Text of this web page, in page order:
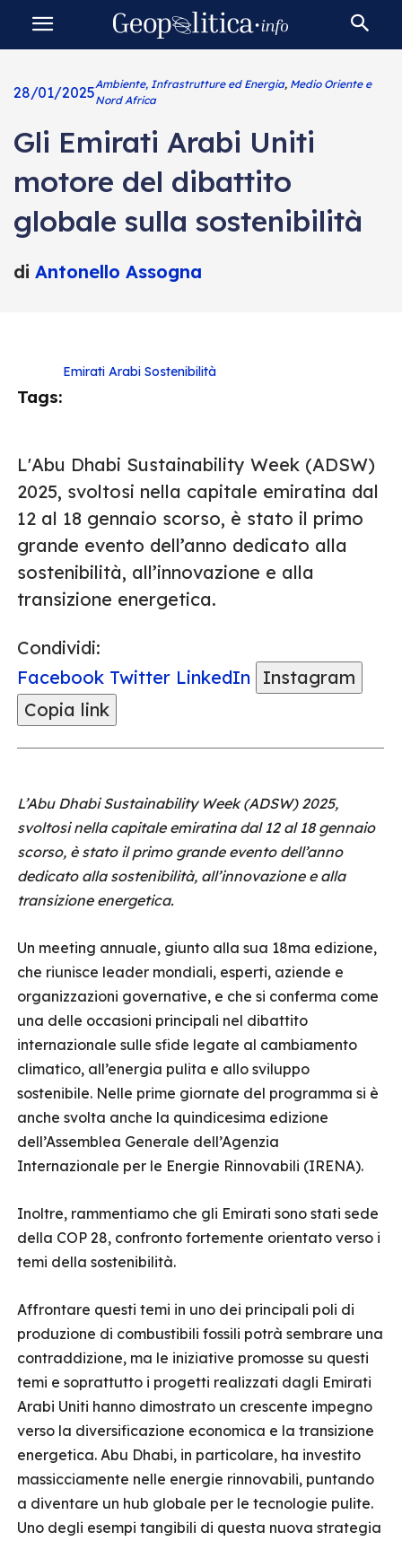
28/01/2025Ambiente, Infrastrutture ed Energia, Medio Oriente e
Nord Africa
Gli Emirati Arabi Uniti
motore del dibattito
globale sulla sostenibilità
di Antonello Assogna
Tags:
Emirati Arabi Sostenibilità
L'Abu Dhabi Sustainability Week (ADSW)
2025, svoltosi nella capitale emiratina dal
12 al 18 gennaio scorso, è stato il primo
grande evento dell’anno dedicato alla
sostenibilità, all’innovazione e alla
transizione energetica.
Condividi:
Facebook Twitter LinkedIn
Instagram
Copia link
L’Abu Dhabi Sustainability Week (ADSW) 2025,
svoltosi nella capitale emiratina dal 12 al 18 gennaio
scorso, è stato il primo grande evento dell’anno
dedicato alla sostenibilità, all’innovazione e alla
transizione energetica.
Un meeting annuale, giunto alla sua 18ma edizione,
che riunisce leader mondiali, esperti, aziende e
organizzazioni governative, e che si conferma come
una delle occasioni principali nel dibattito
internazionale sulle sfide legate al cambiamento
climatico, all’energia pulita e allo sviluppo
sostenibile. Nelle prime giornate del programma si è
anche svolta anche la quindicesima edizione
dell’Assemblea Generale dell’Agenzia
Internazionale per le Energie Rinnovabili (IRENA).
Inoltre, rammentiamo che gli Emirati sono stati sede
della COP 28, confronto fortemente orientato verso i
temi della sostenibilità.
Affrontare questi temi in uno dei principali poli di
produzione di combustibili fossili potrà sembrare una
contraddizione, ma le iniziative promosse su questi
temi e soprattutto i progetti realizzati dagli Emirati
Arabi Uniti hanno dimostrato un crescente impegno
verso la diversificazione economica e la transizione
energetica. Abu Dhabi, in particolare, ha investito
massicciamente nelle energie rinnovabili, puntando
a diventare un hub globale per le tecnologie pulite.
Uno degli esempi tangibili di questa nuova strategia